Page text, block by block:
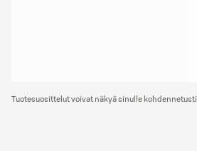
Tuotesuosittelut voivat näkyä sinulle kohdennetusti